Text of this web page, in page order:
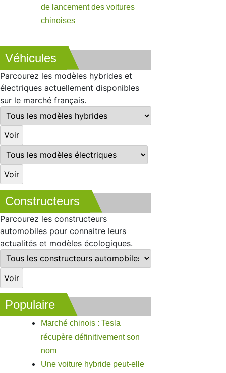
de lancement des voitures
chinoises
Véhicules
Parcourez les modèles hybrides et
électriques actuellement disponibles
sur le marché français.
Constructeurs
Parcourez les constructeurs
automobiles pour connaitre leurs
actualités et modèles écologiques.
Populaire
Marché chinois : Tesla
récupère définitivement son
nom
Une voiture hybride peut-elle